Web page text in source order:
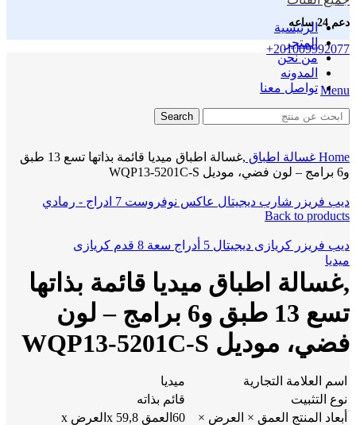
دعم 24 ساعه
+201009992077
Menu
الرئيسية
المتجر
من نحن
المدونه
تواصل معنا
Search Click to enlarge
Home غسالة اطباق
,غسالة اطباق ميديا قائمة بذاتها تسع 13 طبق
و6 برامج – لون فضي، موديل WQP13-5201C-S
ديب فريزر شارب ديجيتال عاكس نوفروست 7 ادراج - رمادي
Back to products
ديب فريزر كريازى ديجيتال 5 أدراج سعة 8 قدم كريازى
ميديا
,غسالة اطباق ميديا قائمة بذاتها
تسع 13 طبق و6 برامج – لون
فضي، موديل WQP13-5201C-S
اسم العلامة التجارية
ميديا
نوع التثبيت
قائم بذاته
أبعاد المنتج العمق × العرض ×
60العمق x 59,8العرض x